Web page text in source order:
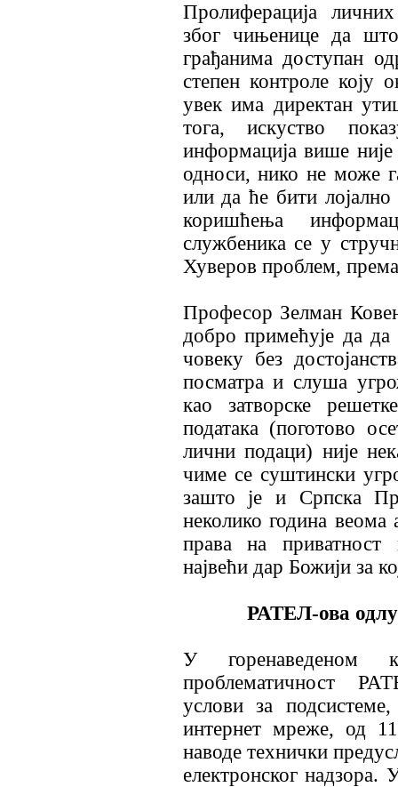
Пролиферација
због чињенице да
грађанима доступан
степен контроле
увек има директан
тога, искуство
информација више
односи, нико не може
или да ће бити
коришћења
службеника се у
Хуверов проблем,
Професор Зелман
добро примећује да да
човеку без
посматра и слуша
као затворске
података (поготово
лични подаци) није
чиме се суштински
зашто је и Српска
неколико година веома
права на приватност
највећи дар Божији за
РАТЕЛ-ова одлука
У горенаведеном
проблематичност
услови за
интернет мреже, од
наводе технички
електронског